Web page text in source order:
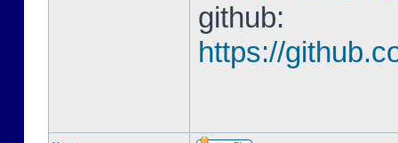
github:
https://